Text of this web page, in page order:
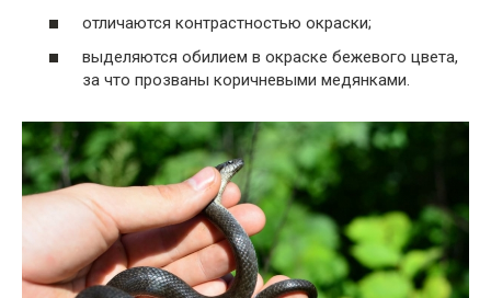
отличаются контрастностью окраски;
выделяются обилием в окраске бежевого цвета,
за что прозваны коричневыми медянками.